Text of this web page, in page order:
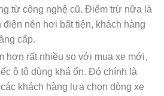
từ công nghệ cũ. Điểm trừ nữa là
nên hơi bất tiện, khách hàng
cấp.
hơn rất nhiều so với mua xe mới,
ô tô dùng khá ổn. Đó chính là
khách hàng lựa chọn dòng xe